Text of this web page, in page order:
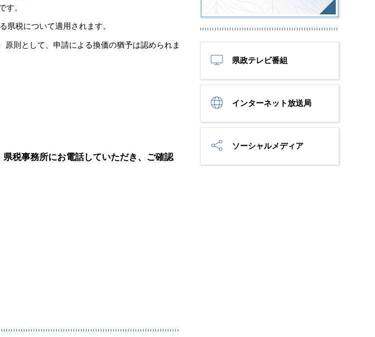
す。
県税について適用されます。
則として、申請による換価の猶予は認められま
税事務所にお電話していただき、ご確認
県政テレビ番組
インターネット放送局
ソーシャルメディア